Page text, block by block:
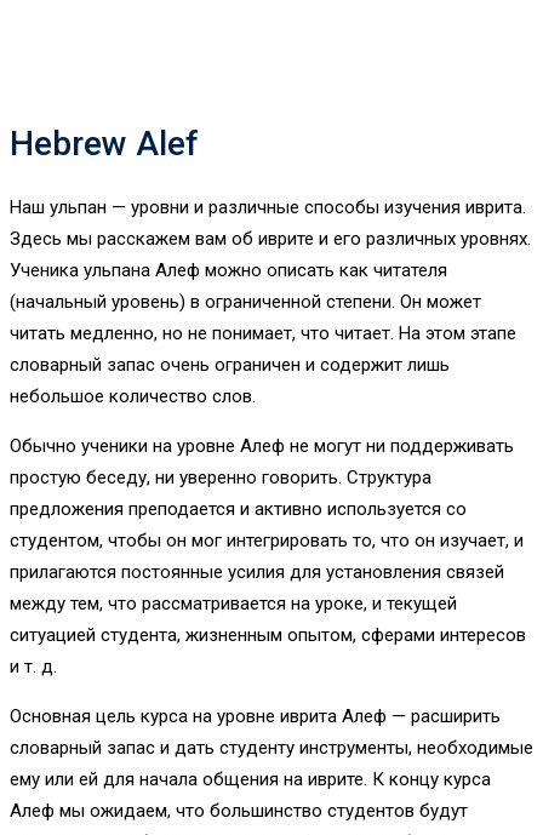
Hebrew Alef
Наш ульпан — уровни и различные способы изучения иврита.
Здесь мы расскажем вам об иврите и его различных уровнях.
Ученика ульпана Алеф можно описать как читателя
(начальный уровень) в ограниченной степени. Он может
читать медленно, но не понимает, что читает. На этом этапе
словарный запас очень ограничен и содержит лишь
небольшое количество слов.
Обычно ученики на уровне Алеф не могут ни поддерживать
простую беседу, ни уверенно говорить. Структура
предложения преподается и активно используется со
студентом, чтобы он мог интегрировать то, что он изучает, и
прилагаются постоянные усилия для установления связей
между тем, что рассматривается на уроке, и текущей
ситуацией студента, жизненным опытом, сферами интересов
и т. д.
Основная цель курса на уровне иврита Алеф — расширить
словарный запас и дать студенту инструменты, необходимые
ему или ей для начала общения на иврите. К концу курса
Алеф мы ожидаем, что большинство студентов будут